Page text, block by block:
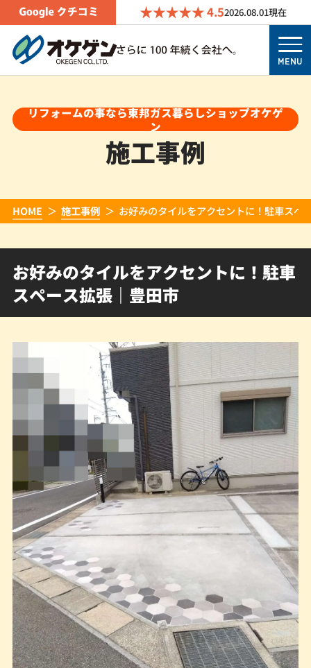
4.52026.08.01現在
MENU
リフォームの事なら東邦ガス暮らしショップオケゲ
ン
施工事例
HOME 施工事例 お好みのタイルをアクセントに！駐車スペ
お好みのタイルをアクセントに！駐車
スペース拡張｜豊田市